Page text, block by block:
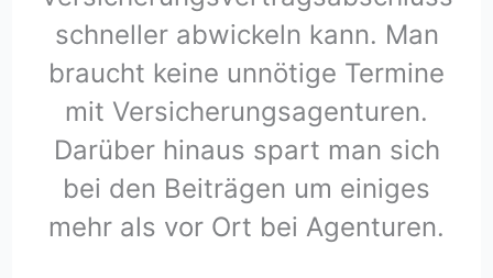
schneller abwickeln kann. Man
braucht keine unnötige Termine
mit Versicherungsagenturen.
Darüber hinaus spart man sich
bei den Beiträgen um einiges
mehr als vor Ort bei Agenturen.